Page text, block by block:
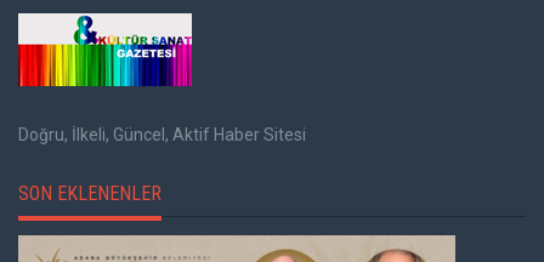
Doğru, İlkeli, Güncel, Aktif Haber Sitesi
SON EKLENENLER